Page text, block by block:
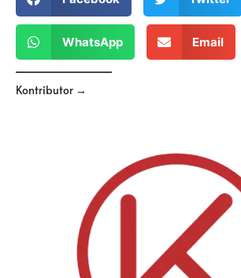
WhatsApp Email
Kontributor →